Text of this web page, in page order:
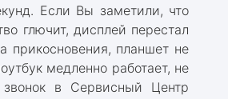
Если Вы заметили, что
глючит, дисплей перестал
прикосновения, планшет не
медленно работает, не
звонок в Сервисный Центр